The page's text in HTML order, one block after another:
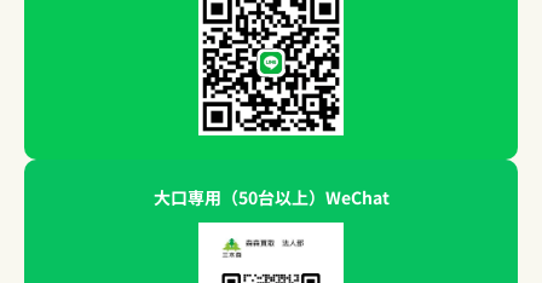
大口専用（50台以上）WeChat